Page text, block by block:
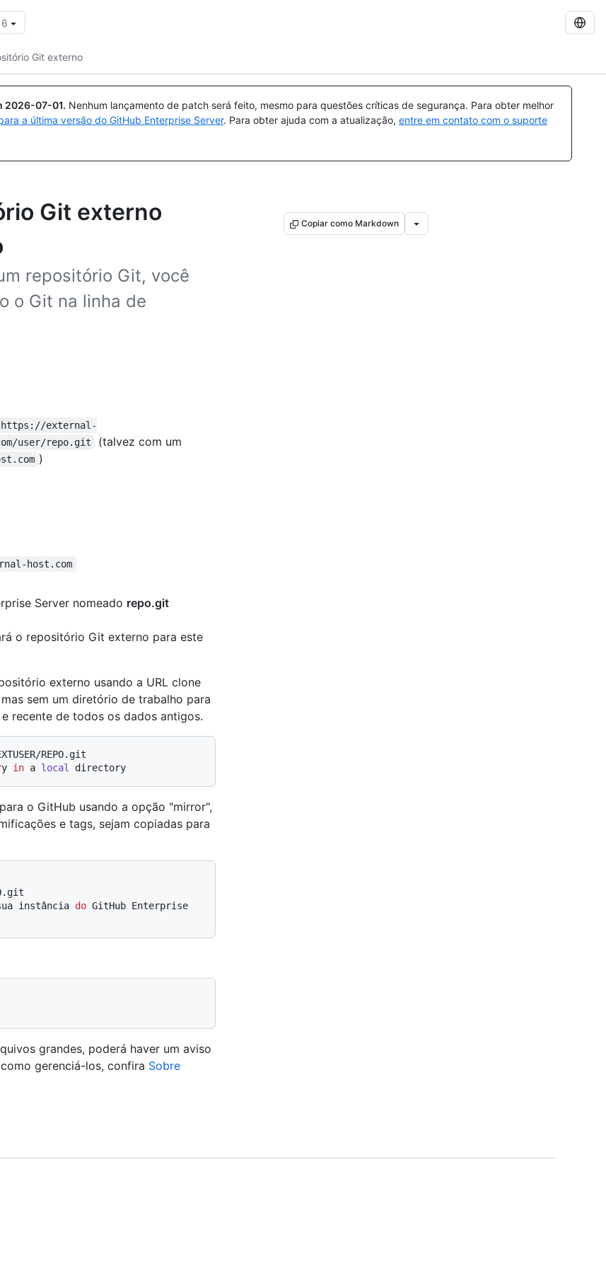
Git externo
2026-07-01. Nenhum lançamento de patch será feito, mesmo para questões críticas de segurança. Para obter melhor
a última versão do GitHub Enterprise Server. Para obter ajuda com a atualização, entre em contato com o suporte
Git externo
repositório Git, você
o Git na linha de
Copiar como Markdown
https://external-
user/repo.git (talvez com um
)
host.com
Server nomeado repo.git
o repositório Git externo para este
externo usando a URL clone
sem um diretório de trabalho para
recente de todos os dados antigos.
REPO.git
in a local directory
o GitHub usando a opção "mirror",
e tags, sejam copiadas para
instância do GitHub Enterprise
grandes, poderá haver um aviso
gerenciá-los, confira Sobre